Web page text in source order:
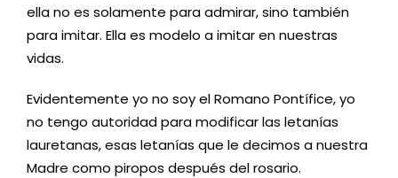
ella no es solamente para admirar, sino también
para imitar. Ella es modelo a imitar en nuestras
vidas.
Evidentemente yo no soy el Romano Pontífice, yo
no tengo autoridad para modificar las letanías
lauretanas, esas letanías que le decimos a nuestra
Madre como piropos después del rosario.